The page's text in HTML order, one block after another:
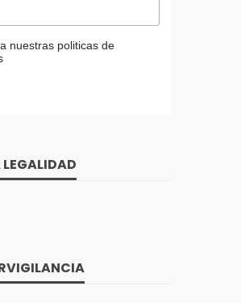
nuestras politicas de